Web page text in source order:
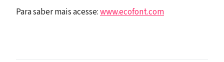
Para saber mais acesse:www.ecofont.com